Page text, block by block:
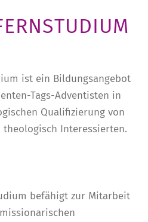
ist ein Bildungsangebot
Tags-Adventisten in
Qualifizierung von
Interessierten.
befähigt zur Mitarbeit